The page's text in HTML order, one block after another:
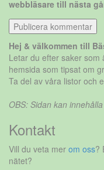
webbläsare till nästa
Hej & välkommen till
Letar du efter saker som
hemsida som tipsat om
Ta del av våra listor och
OBS: Sidan kan
Kontakt
Vill du veta mer om oss?
nätet?